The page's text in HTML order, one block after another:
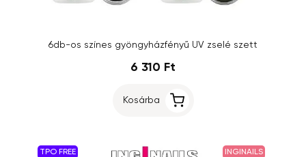
6db-os színes gyöngyházfényű UV zselé szett
6 310 Ft
Kosárba
TPO FREE INGINAILS